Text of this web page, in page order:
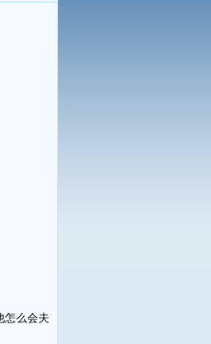
怎么会夫